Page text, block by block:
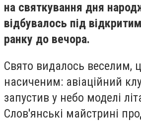
на святкування дня
відбувалось під
ранку до вечора.
Свято видалось веселим,
насиченим: авіаційний
запустив у небо моделі
Слов'янські майстрині